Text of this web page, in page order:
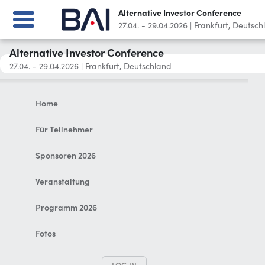
Alternative Investor Conference
27.04. - 29.04.2026 | Frankfurt, Deutschland
Home
Für Teilnehmer
Sponsoren 2026
Veranstaltung
Programm 2026
Fotos
Alternative Investor Conference
27.04. - 29.04.2026| Frankfurt,